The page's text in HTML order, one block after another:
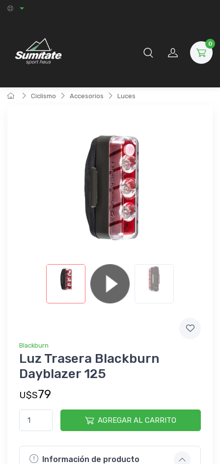
0
Ciclismo Accesorios Luces
Blackburn
Luz Trasera Blackburn
Dayblazer 125
U$S79
AGREGAR AL CARRITO
Información de producto